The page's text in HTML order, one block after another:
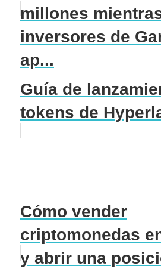
millones
inversores de
ap...
Guía de
tokens de
Cómo vender
criptomonedas
y abrir una